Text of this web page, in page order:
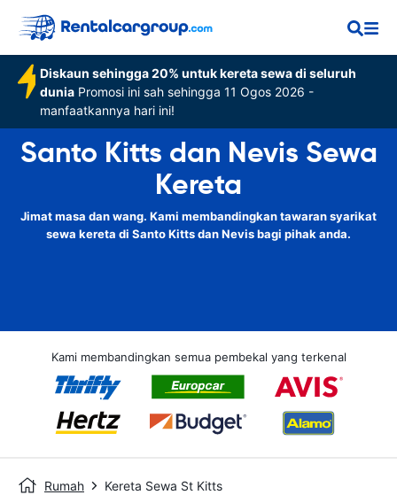
Diskaun sehingga 20% untuk kereta sewa di seluruh
dunia Promosi ini sah sehingga 11 Ogos 2026 -
manfaatkannya hari ini!
Santo Kitts dan Nevis Sewa
Kereta
Jimat masa dan wang. Kami membandingkan tawaran syarikat
sewa kereta di Santo Kitts dan Nevis bagi pihak anda.
Kami membandingkan semua pembekal yang terkenal
Rumah Kereta Sewa St Kitts